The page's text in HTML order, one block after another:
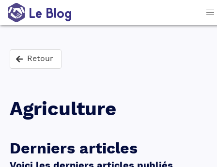
Le Blog
Retour
Agriculture
Derniers articles